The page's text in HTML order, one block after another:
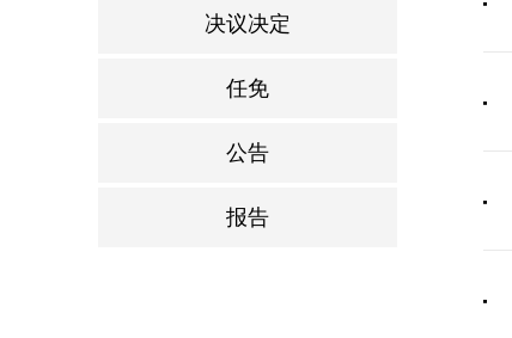
决议决定
任免
公告
报告